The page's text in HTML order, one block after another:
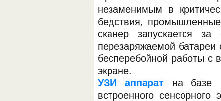
незаменимым в
бедствия,
сканер запускается
перезаряжаемой
бесперебойной работы с
экране.
УЗИ аппарат на базе
встроенного